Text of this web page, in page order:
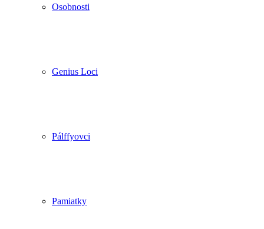
Osobnosti
Genius Loci
Pálffyovci
Pamiatky